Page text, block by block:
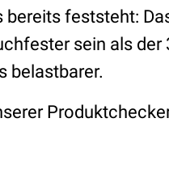
feststeht:
sein als der
belastbarer.